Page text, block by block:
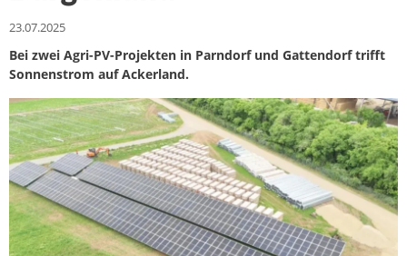
23.07.2025
Bei zwei Agri-PV-Projekten in Parndorf und Gattendorf trifft
Sonnenstrom auf Ackerland.